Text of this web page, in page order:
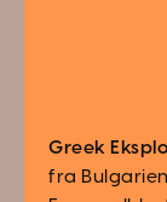
Greek
fra